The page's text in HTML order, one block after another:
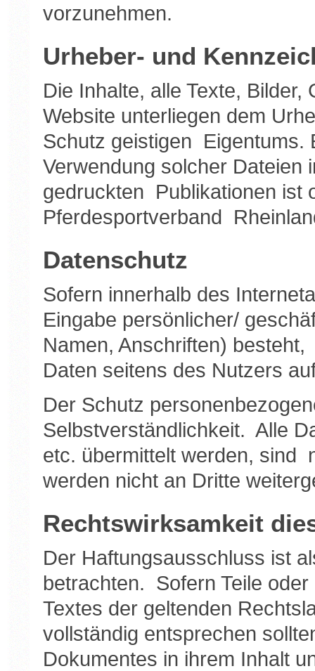
vorzunehmen.
Urheber- und
Die Inhalte, alle Texte,
Website unterliegen dem
Schutz geistigen Eigentums.
Verwendung solcher Dateien
gedruckten Publikationen ist
Pferdesportverband
Datenschutz
Sofern innerhalb des
Eingabe persönlicher/
Namen, Anschriften)
Daten seitens des Nutzers
Der Schutz
Selbstverständlichkeit. Alle
etc. übermittelt werden, sind
werden nicht an Dritte
Rechtswirksamkeit
Der Haftungsausschluss ist
betrachten. Sofern Teile
Textes der geltenden
vollständig entsprechen
Dokumentes in ihrem Inhalt